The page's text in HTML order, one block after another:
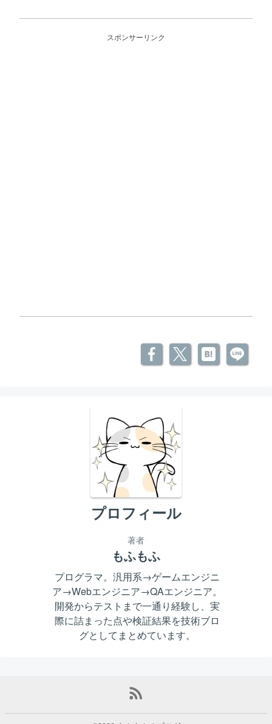
スポンサーリンク
プロフィール
著者
もふもふ
プログラマ。汎用系→ゲームエンジニ
ア→Webエンジニア→QAエンジニア。
開発からテストまで一通り経験し、実
際に詰まった点や検証結果を技術ブロ
グとしてまとめています。